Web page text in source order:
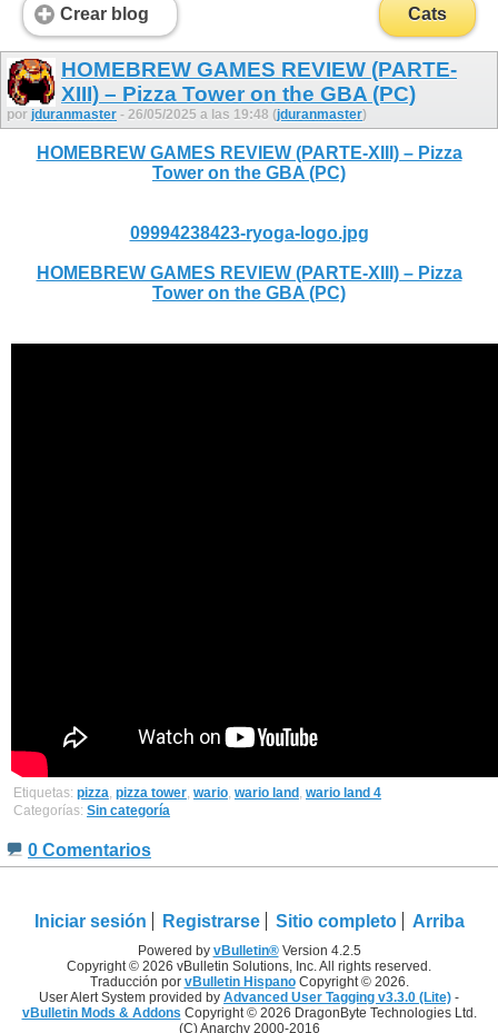
Crear blog Cats
HOMEBREW GAMES REVIEW (PARTE-
XIII) – Pizza Tower on the GBA (PC)
por jduranmaster - 26/05/2025 a las 19:48 (jduranmaster)
HOMEBREW GAMES REVIEW (PARTE-XIII) – Pizza
Tower on the GBA (PC)
09994238423-ryoga-logo.jpg
HOMEBREW GAMES REVIEW (PARTE-XIII) – Pizza
Tower on the GBA (PC)
Etiquetas: pizza, pizza tower, wario, wario land , wario land 4
Categorías: Sin categoría
0 Comentarios
Iniciar sesión Registrarse Sitio completo Arriba
Powered by vBulletin®Version 4.2.5
Copyright © 2026 vBulletin Solutions, Inc. All rights reserved.
Traducción por vBulletin HispanoCopyright © 2026.
User Alert System provided by Advanced User Tagging v3.3.0 (Lite) -
vBulletin Mods & Addons Copyright © 2026 DragonByte Technologies Ltd.
(C) Anarchy 2000-2016